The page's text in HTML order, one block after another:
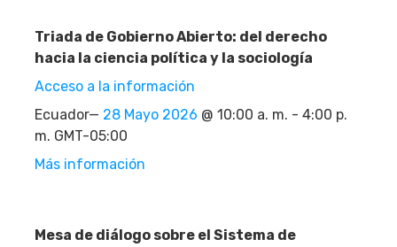
Triada de Gobierno Abierto: del derecho
hacia la ciencia política y la sociología
Acceso a la información
Ecuador— 28 Mayo 2026 @ 10:00 a. m. - 4:00 p.
m. GMT-05:00
Más información
Mesa de diálogo sobre el Sistema de